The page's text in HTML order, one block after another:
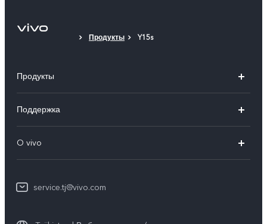
Продукты Y15s
Продукты
V29
Y27s
Поддержка
IMEI аутентификация
O vivo
Пресс Центр
service.tj@vivo.com